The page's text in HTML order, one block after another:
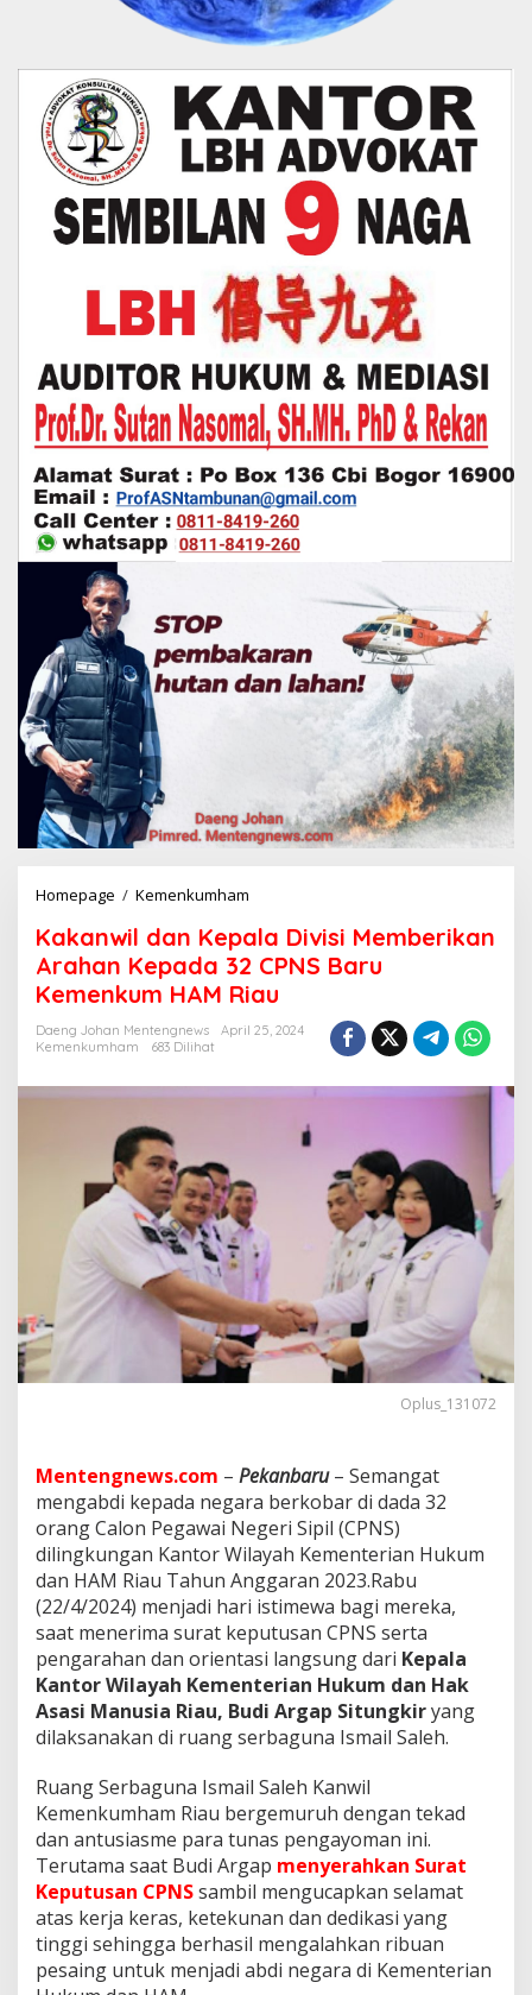
Homepage / Kemenkumham
k
a
n
w
a
a
l
a
D
v
i
s
i
M
e
r
k
a
n
A
a
h
a
n
K
e
a
d
a
3
2
C
P
N
S
Kakanwil dan Kepala Divisi Memberikan
Arahan Kepada 32 CPNS Baru
Kemenkum HAM Riau
Daeng Johan Mentengnews
April 25, 2024
Kemenkumham
683 Dilihat
Oplus_131072
Mentengnews.com – Pekanbaru– Semangat
mengabdi kepada negara berkobar di dada 32
orang Calon Pegawai Negeri Sipil (CPNS)
dilingkungan Kantor Wilayah Kementerian Hukum
dan HAM Riau Tahun Anggaran 2023.Rabu
(22/4/2024) menjadi hari istimewa bagi mereka,
saat menerima surat keputusan CPNS serta
pengarahan dan orientasi langsung dari Kepala
Kantor Wilayah Kementerian Hukum dan Hak
Asasi Manusia Riau, Budi Argap Situngkiryang
dilaksanakan di ruang serbaguna Ismail Saleh.
Ruang Serbaguna Ismail Saleh Kanwil
Kemenkumham Riau bergemuruh dengan tekad
dan antusiasme para tunas pengayoman ini.
Terutama saat Budi Argap menyerahkan Surat
Keputusan CPNSsambil mengucapkan selamat
atas kerja keras, ketekunan dan dedikasi yang
tinggi sehingga berhasil mengalahkan ribuan
pesaing untuk menjadi abdi negara di Kementerian